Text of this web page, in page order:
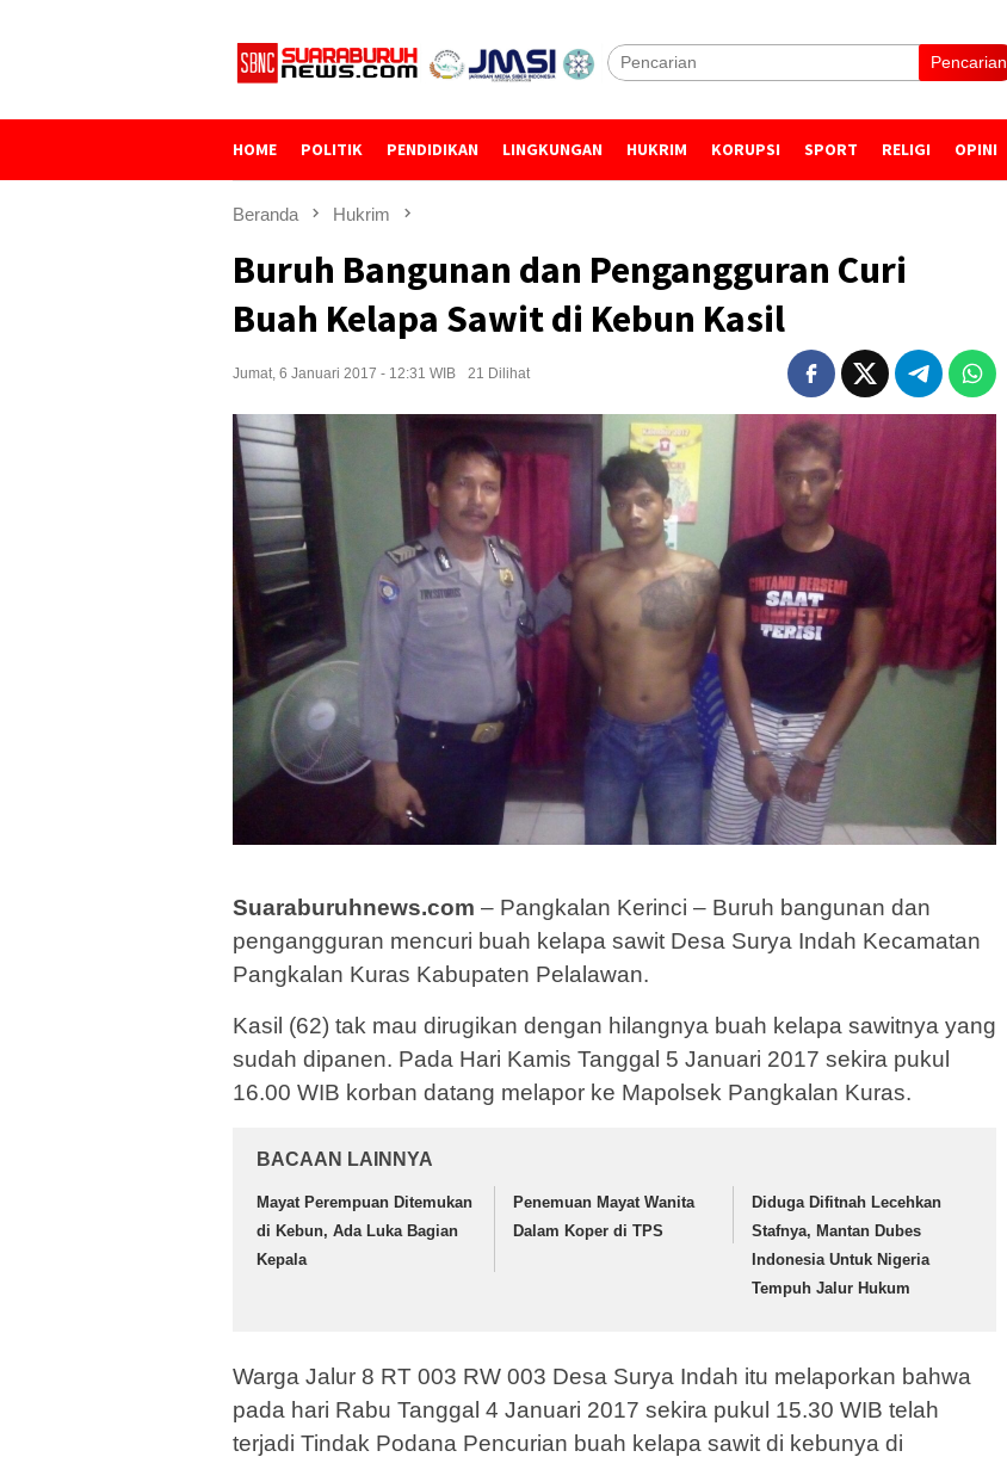
Pencarian
HOME POLITIK PENDIDIKAN LINGKUNGAN HUKRIM KORUPSI SPORT RELIGI OPINI
Beranda Hukrim
Buruh Bangunan dan Pengangguran Curi
Buah Kelapa Sawit di Kebun Kasil
Jumat, 6 Januari 2017 - 12:31 WIB 21 Dilihat
Suaraburuhnews.com – Pangkalan Kerinci – Buruh bangunan dan
pengangguran mencuri buah kelapa sawit Desa Surya Indah Kecamatan
Pangkalan Kuras Kabupaten Pelalawan.
Kasil (62) tak mau dirugikan dengan hilangnya buah kelapa sawitnya yang
sudah dipanen. Pada Hari Kamis Tanggal 5 Januari 2017 sekira pukul
16.00 WIB korban datang melapor ke Mapolsek Pangkalan Kuras.
BACAAN LAINNYA
Mayat Perempuan Ditemukan
di Kebun, Ada Luka Bagian
Kepala
Penemuan Mayat Wanita
Dalam Koper di TPS
Diduga Difitnah Lecehkan
Stafnya, Mantan Dubes
Indonesia Untuk Nigeria
Tempuh Jalur Hukum
Warga Jalur 8 RT 003 RW 003 Desa Surya Indah itu melaporkan bahwa
pada hari Rabu Tanggal 4 Januari 2017 sekira pukul 15.30 WIB telah
terjadi Tindak Podana Pencurian buah kelapa sawit di kebunya di